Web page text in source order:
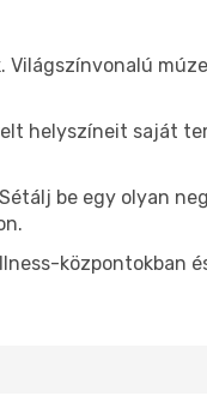
Világszínvonalú
helyszíneit saját
be egy olyan
központokban